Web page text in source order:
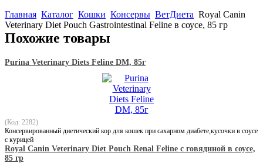
Главная Каталог Кошки Консервы ВетДиета Royal Canin
Veterinary Diet Pouch Gastrointestinal Feline в соусе, 85 гр
Похожие товары
Purina Veterinary Diets Feline DM, 85г
(Код: 2282)
Консервированный диетический кор для кошек при сахарном диабете,кусочки в соусе
с курицей
Royal Canin Veterinary Diet Pouch Renal Feline с говядиной в соусе,
85 гр